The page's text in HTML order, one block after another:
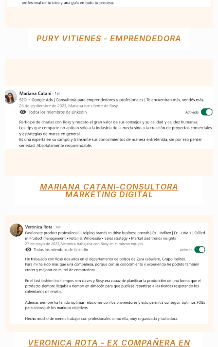
PURY VITIENES - EMPRENDEDORA
MARIANA CATANI-CONSULTORA
MARKETING DIGITAL
VERONICA ROTA - EX COMPAÑERA EN